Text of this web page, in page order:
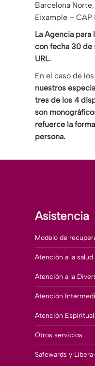
Barcelona
Eixample – CAP
La Agencia
con fecha 30
URL.
En el caso de
nuestros
tres de los 4
son
refuerce la
persona.
Asistencia
Modelo de
Atención a la
Atención a la
Atención
Atención
Otros servicios
Safewards y